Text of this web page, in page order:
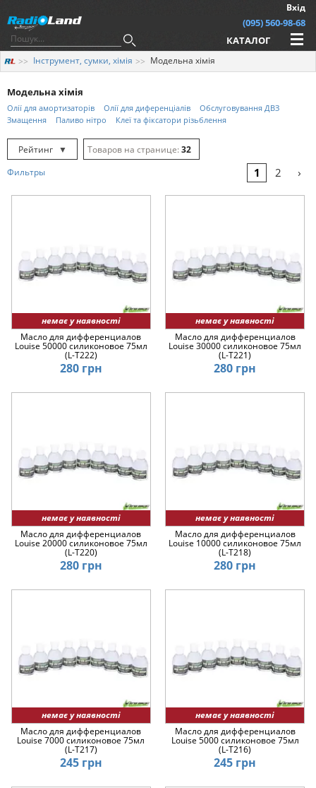
Вхід
(095) 560-98-68
КАТАЛОГ
Інструмент, сумки, хімія Модельна хімія
Модельна хімія
Олії для амортизаторів Олії для диференціалів
Обслуговування ДВЗ
Змащення
Паливо нітро Клеї та фіксатори різьблення
Рейтинг
▼
Рейтинг
Ціна ▼
32
Фильтры 1 2 ›
немає у наявності
Масло для дифференциалов
Louise 50000 силиконовое 75мл
(L-T222)
280 грн
немає у наявності
Масло для дифференциалов
Louise 30000 силиконовое 75мл
(L-T221)
280 грн
немає у наявності
Масло для дифференциалов
Louise 20000 силиконовое 75мл
(L-T220)
280 грн
немає у наявності
Масло для дифференциалов
Louise 10000 силиконовое 75мл
(L-T218)
280 грн
немає у наявності
Масло для дифференциалов
Louise 7000 силиконовое 75мл
(L-T217)
245 грн
немає у наявності
Масло для дифференциалов
Louise 5000 силиконовое 75мл
(L-T216)
245 грн